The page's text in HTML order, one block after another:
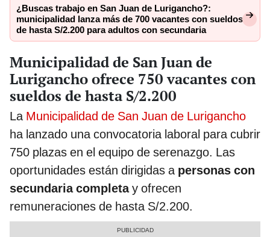
¿Buscas trabajo en San Juan de Lurigancho?:
municipalidad lanza más de 700 vacantes con sueldos
de hasta S/2.200 para adultos con secundaria
Municipalidad de San Juan de
Lurigancho ofrece 750 vacantes con
sueldos de hasta S/2.200
La Municipalidad de San Juan de Lurigancho
ha lanzado una convocatoria laboral para cubrir
750 plazas en el equipo de serenazgo. Las
oportunidades están dirigidas a personas con
secundaria completay ofrecen
remuneraciones de hasta S/2.200.